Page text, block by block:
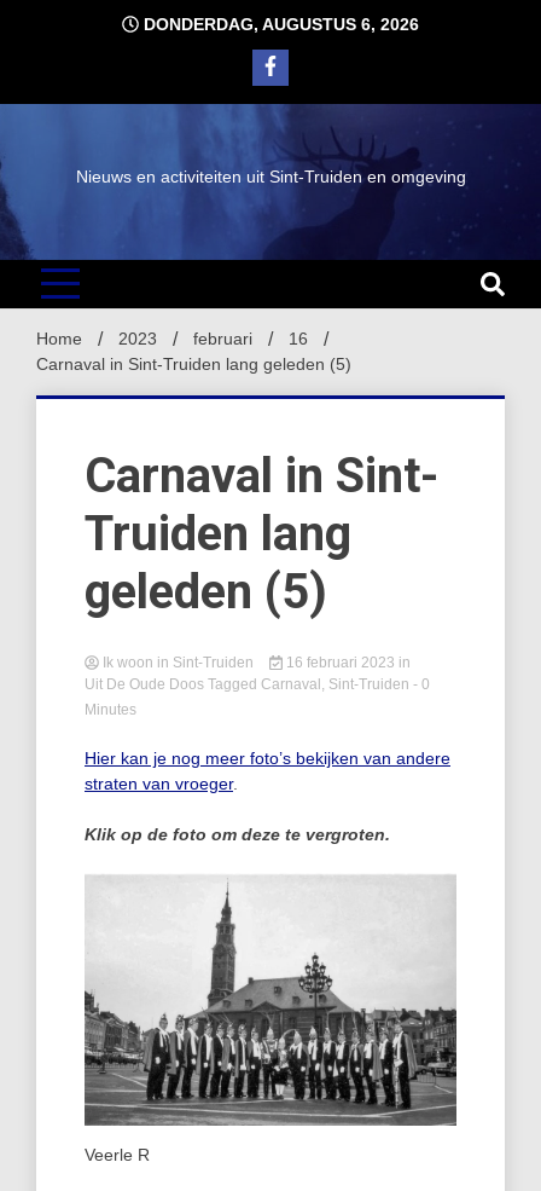
DONDERDAG, AUGUSTUS 6, 2026
Nieuws en activiteiten uit Sint-Truiden en omgeving
Home 2023 februari
16
Carnaval in Sint-Truiden lang geleden (5)
Carnaval in Sint-
Truiden lang
geleden (5)
Ik woon in Sint-Truiden 16 februari 2023 in
Uit De Oude Doos Tagged Carnaval , Sint-Truiden - 0
Minutes
Hier kan je nog meer foto’s bekijken van andere
straten van vroeger.
Klik op de foto om deze te vergroten.
Veerle R